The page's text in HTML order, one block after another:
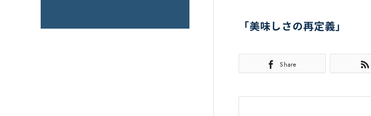
「美味しさの再定義」
Share